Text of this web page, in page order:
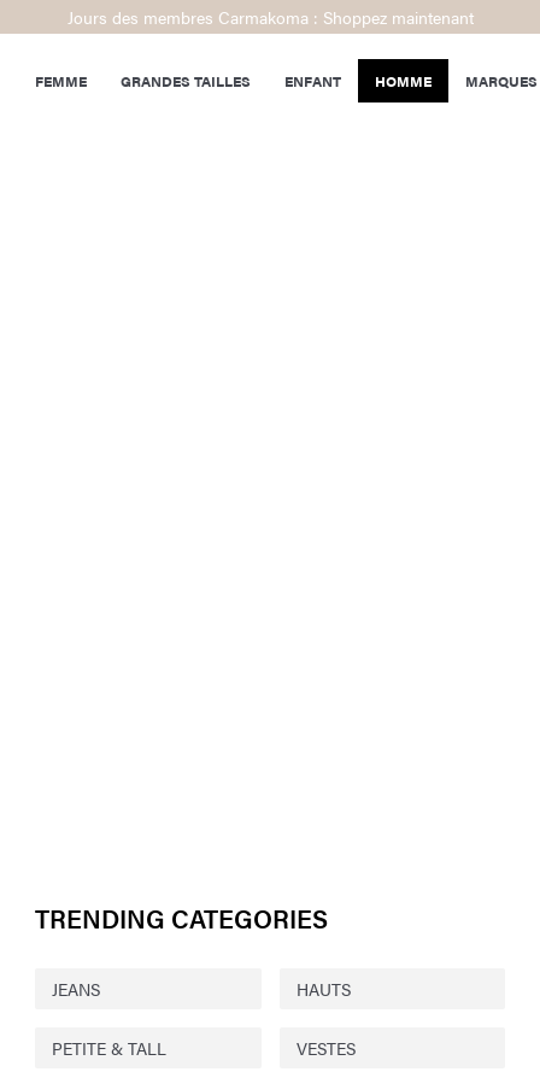
Jours des membres Carmakoma : Shoppez maintenant
FEMME GRANDES TAILLES ENFANT HOMME MARQUES
TRENDING CATEGORIES
JEANS HAUTS
PETITE & TALL VESTES